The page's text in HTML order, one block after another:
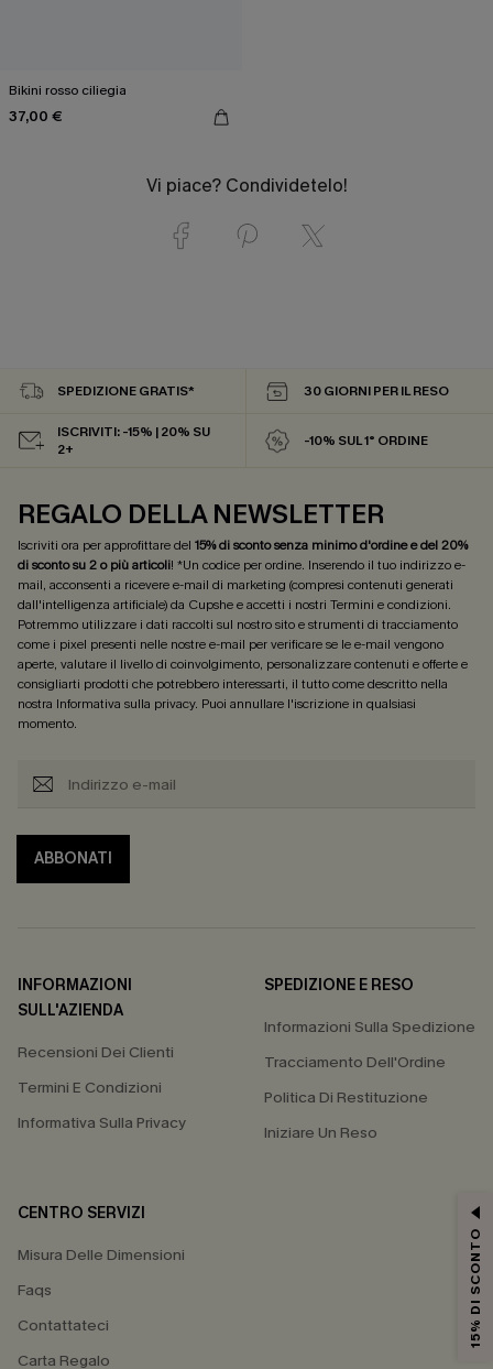
Bikini rosso ciliegia
37,00 €
Vi piace? Condividetelo!
SPEDIZIONE GRATIS* 30 GIORNI PER IL RESO
ISCRIVITI: -15% | 20% SU
2+
-10% SUL 1° ORDINE
REGALO DELLA NEWSLETTER
Iscriviti ora per approfittare del 15% di sconto senza minimo d'ordine e del 20%
di sconto su 2 o più articoli! *Un codice per ordine. Inserendo il tuo indirizzo e-
mail, acconsenti a ricevere e-mail di marketing (compresi contenuti generati
dall'intelligenza artificiale) da Cupshe e accetti i nostri Termini e condizioni.
Potremmo utilizzare i dati raccolti sul nostro sito e strumenti di tracciamento
come i pixel presenti nelle nostre e-mail per verificare se le e-mail vengono
aperte, valutare il livello di coinvolgimento, personalizzare contenuti e offerte e
consigliarti prodotti che potrebbero interessarti, il tutto come descritto nella
nostra Informativa sulla privacy. Puoi annullare l'iscrizione in qualsiasi
momento.
ABBONATI
INFORMAZIONI
SULL'AZIENDA
Recensioni Dei Clienti
Termini E Condizioni
Informativa Sulla Privacy
SPEDIZIONE E RESO
Informazioni Sulla Spedizione
Tracciamento Dell'Ordine
Politica Di Restituzione
Iniziare Un Reso
CENTRO SERVIZI
Misura Delle Dimensioni
Faqs
Contattateci
Carta Regalo
15% DI SCONTO